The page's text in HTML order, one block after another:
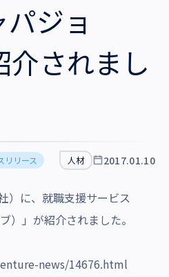
ジョ
介されまし
リリース 人材 2017.01.10
）に、就職支援サービス
）」が紹介されました。
news/14676.html